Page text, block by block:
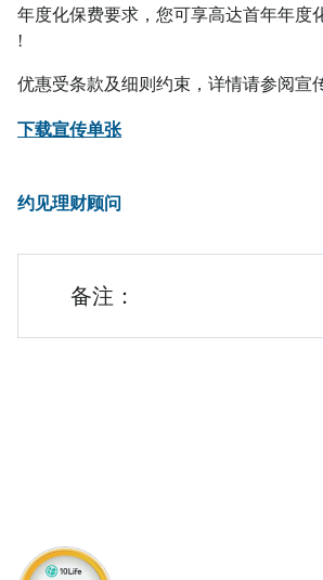
年度化保费要求，您可享高达首年年度
!
优惠受条款及细则约束，详情请参阅宣
PDF
下载宣传单张
约见理财顾问
备注：